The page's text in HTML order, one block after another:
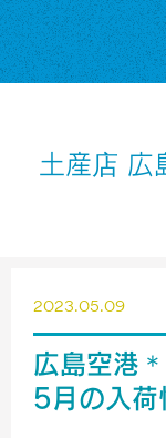
土産店 広
2023.05.09
広島空港
5月の入荷